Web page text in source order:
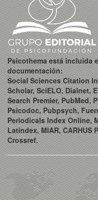
Psicothema está incluida
documentación:
Social Sciences Citation
Scholar, SciELO, Dialnet,
Search Premier, PubMed,
Psicodoc, Pubpsych,
Periodicals Index Online,
Latindex, MIAR, CARHUS
Crossref.